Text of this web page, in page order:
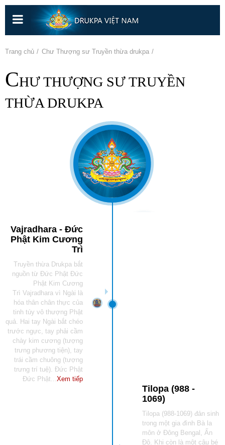
Nhảy
nội
dung
Trang chủ » Chư Thượng sư Truyền thừa drukpa
CHƯ THƯỢNG SƯ TRUYỀN
THỪA DRUKPA
Vajradhara - Đức
Phật Kim Cương
Trì
Truyền thừa Drukpa bắt
nguồn từ Đức Phật Đức
Phật Kim Cương
Trì Vajradhara vì Ngài là
hóa thân chân thực của
tinh túy vô thượng Phật
quả. Hai tay Ngài bắt chéo
trước ngực, tay phải cầm
chày kim cương (tượng
trưng phương tiện), tay
trái cầm chuông (tượng
trưng trí tuệ). Đức Phật
Đức Phật...Xem tiếp
Tilopa (988 -
1069)
Tilopa (988-1069) đản sinh
trong một gia đình Bà la
môn ở Đông Bengal, Ấn
Độ. Khi còn là một cậu bé